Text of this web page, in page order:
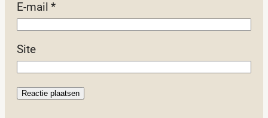
E-mail*
Site